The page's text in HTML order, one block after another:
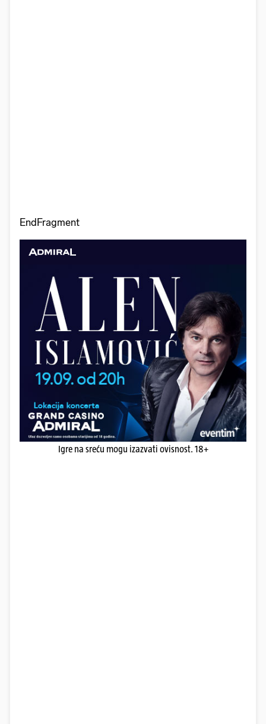
EndFragment
Igre na sreću mogu izazvati ovisnost. 18+